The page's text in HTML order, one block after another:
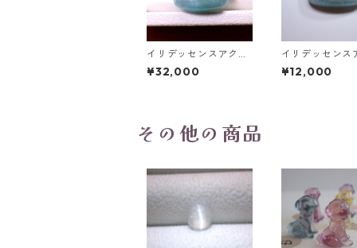
イリデッセンスアクア
マリン 127.5ct 32.0m
m*29.0mm*15.7mm
¥32,000
イリデッセンス
マリン 49.3ct
¥12,000
その他の商品